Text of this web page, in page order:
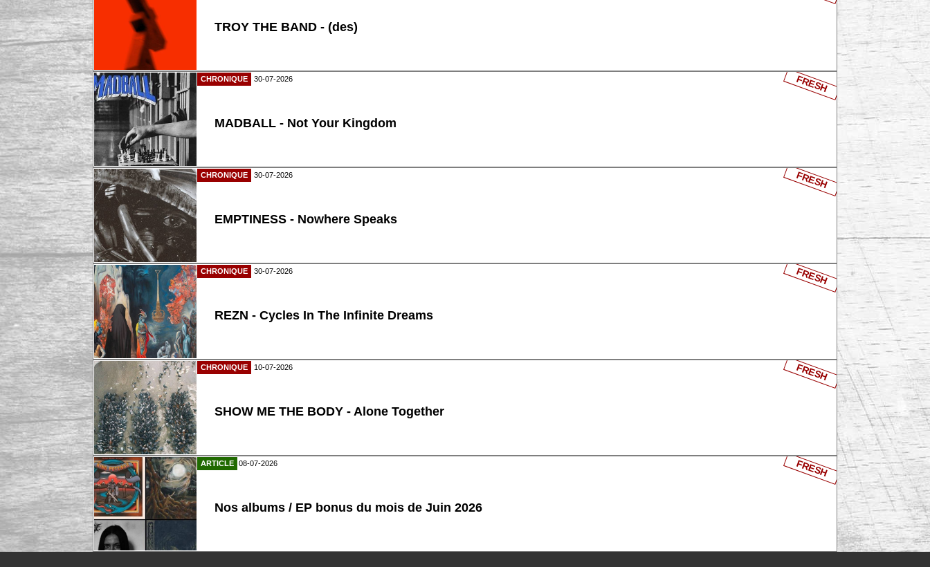
TROY THE BAND - (des)
CHRONIQUE 30-07-2026
MADBALL - Not Your Kingdom
FRESH
CHRONIQUE 30-07-2026
EMPTINESS - Nowhere Speaks
FRESH
CHRONIQUE 30-07-2026
REZN - Cycles In The Infinite Dreams
FRESH
CHRONIQUE 10-07-2026
SHOW ME THE BODY - Alone Together
FRESH
ARTICLE 08-07-2026
Nos albums / EP bonus du mois de Juin 2026
FRESH